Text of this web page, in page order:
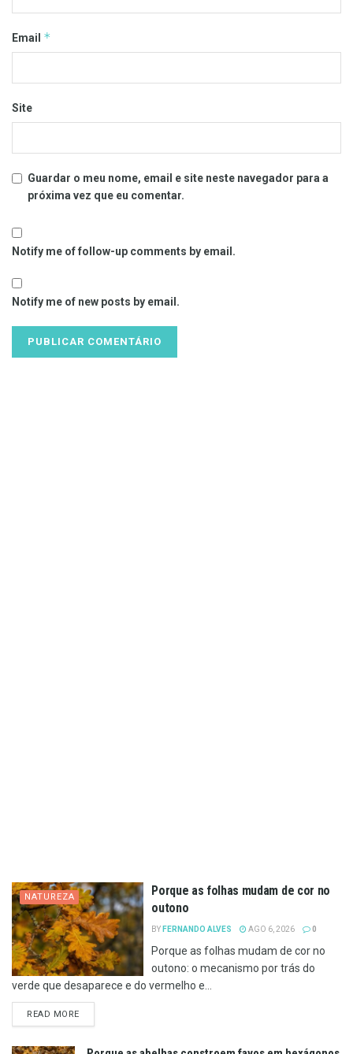
Email *
Site
Guardar o meu nome, email e site neste navegador para a
próxima vez que eu comentar.
Notify me of follow-up comments by email.
Notify me of new posts by email.
NATUREZA
Porque as folhas mudam de cor no
outono
BY FERNANDO ALVES AGO 6, 2026 0
Porque as folhas mudam de cor no
outono: o mecanismo por trás do
verde que desaparece e do vermelho e...
READ MOREDETAILS